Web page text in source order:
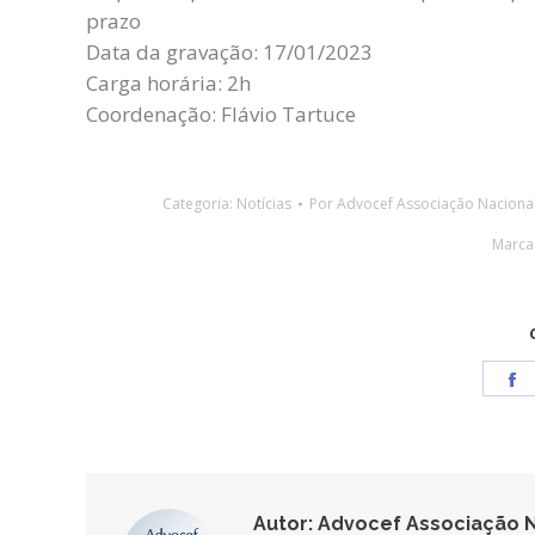
prazo
Data da gravação: 17/01/2023
Carga horária: 2h
Coordenação: Flávio Tartuce
Categoria: Notícias PorAdvocef Associação
Autor: Advocef Associação